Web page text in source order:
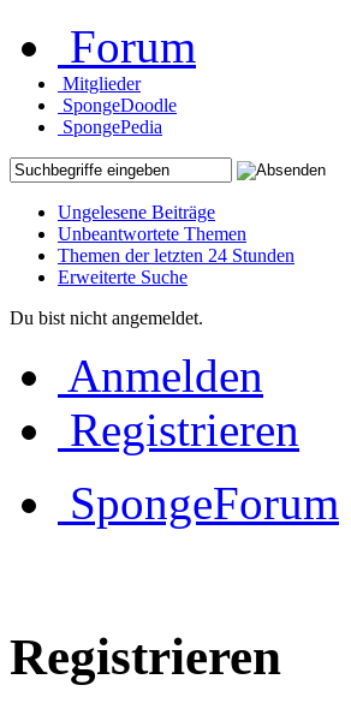
Forum
Mitglieder
SpongeDoodle
SpongePedia
Ungelesene Beiträge
Unbeantwortete Themen
Themen der letzten 24 Stunden
Erweiterte Suche
Du bist nicht angemeldet.
Anmelden
Registrieren
SpongeForum
Registrieren